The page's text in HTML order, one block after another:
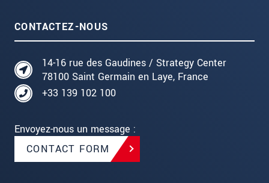
CONTACTEZ-NOUS
14-16 rue des Gaudines / Strategy Center
78100 Saint Germain en Laye, France
+33 139 102 100
Envoyez-nous un message :
CONTACT FORM